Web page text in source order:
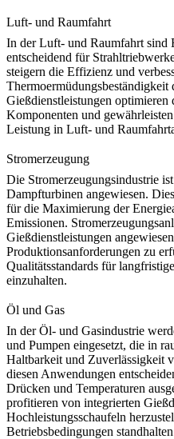
Luft- und Raumfahrt
In der Luft- und Raumfahrt sind
entscheidend für
steigern die Effizienz und
Thermoermüdungsbeständigkeit
Gießdienstleistungen optimieren
Komponenten und
Leistung in Luft- und
Stromerzeugung
Die Stromerzeugungsindustrie
Dampfturbinen angewiesen.
für die Maximierung der
Emissionen.
Gießdienstleistungen
Produktionsanforderungen zu
Qualitätsstandards für
einzuhalten.
Öl und Gas
In der Öl- und Gasindustrie
und Pumpen eingesetzt, die in
Haltbarkeit und Zuverlässigkeit
diesen Anwendungen
Drücken und Temperaturen
profitieren von integrierten
Hochleistungsschaufeln
Betriebsbedingungen